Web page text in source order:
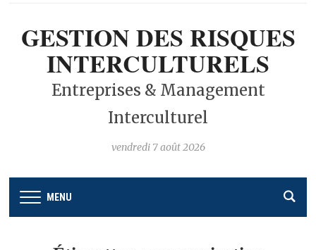
GESTION DES RISQUES
INTERCULTURELS
Entreprises & Management
Interculturel
vendredi 7 août 2026
MENU